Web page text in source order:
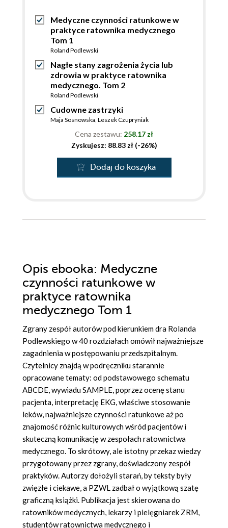
Medyczne czynności ratunkowe w
praktyce ratownika medycznego
Tom 1
Roland Podlewski
Nagłe stany zagrożenia życia lub
zdrowia w praktyce ratownika
medycznego. Tom 2
Roland Podlewski
Cudowne zastrzyki
Maja Sosnowska, Leszek Czupryniak
Cena zestawu: 258.17 zł
Zyskujesz: 88.83 zł (-26%)
Dodaj do koszyka
Opis ebooka: Medyczne
czynności ratunkowe w
praktyce ratownika
medycznego Tom 1
Zgrany zespół autorów pod kierunkiem dra Rolanda
Podlewskiego w 40 rozdziałach omówił najważniejsze
zagadnienia w postępowaniu przedszpitalnym.
Czytelnicy znajdą w podręczniku starannie
opracowane tematy: od podstawowego schematu
ABCDE, wywiadu SAMPLE, poprzez ocenę stanu
pacjenta, interpretację EKG, właściwe stosowanie
leków, najważniejsze czynności ratunkowe aż po
znajomość różnic kulturowych wśród pacjentów i
skuteczną komunikację w zespołach ratownictwa
medycznego. To skrótowy, ale istotny przekaz wiedzy
przygotowany przez zgrany, doświadczony zespół
praktyków. Autorzy dołożyli starań, by teksty były
zwięzłe i ciekawe, a PZWL zadbał o wyjątkową szatę
graficzną książki. Publikacja jest skierowana do
ratowników medycznych, lekarzy i pielęgniarek ZRM,
studentów ratownictwa medycznego i